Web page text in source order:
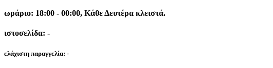
ωράριο: 18:00 - 00:00, Κάθε Δευτέρα κλειστά.
ιστοσελίδα: -
ελάχιστη παραγγελία: -